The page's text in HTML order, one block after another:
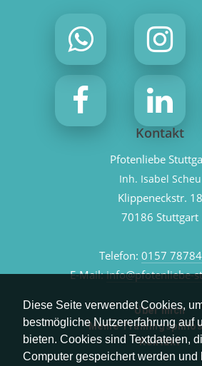
Diese Seite verwendet Cookies,
bestmögliche Nutzererfahrung auf
bieten. Cookies sind Textdateien,
Computer gespeichert werden und
Kontakt
Pfotenliebe
Inh. Isabel Scheu
Klippeneckstr. 18
70186 Stuttgart
Telefon: 0157
E-Mail:info@pfotenliebe-
Über mich
Meine
Kontakt